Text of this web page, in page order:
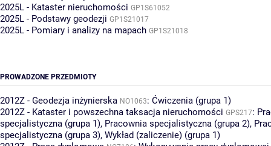
2025L - Kataster nieruchomości GP1S61052
2025L - Podstawy geodezji GP1S21017
2025L - Pomiary i analizy na mapach GP1S21018
PROWADZONE PRZEDMIOTY
2012Z - Geodezja inżynierska NO1063: Ćwiczenia (grupa 1)
2012Z - Kataster i powszechna taksacja nieruchomości GPS217:
specjalistyczna (grupa 1), Pracownia specjalistyczna (grupa 2),
specjalistyczna (grupa 3), Wykład (zaliczenie) (grupa 1)